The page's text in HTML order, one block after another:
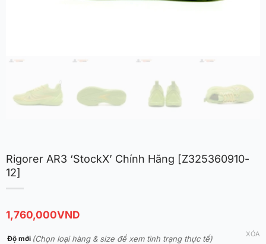
Rigorer AR3 ‘StockX’ Chính Hãng [Z325360910-
12]
1,760,000VND
Độ mới (Chọn loại hàng & size để xem tình trạng thực tế) XÓA